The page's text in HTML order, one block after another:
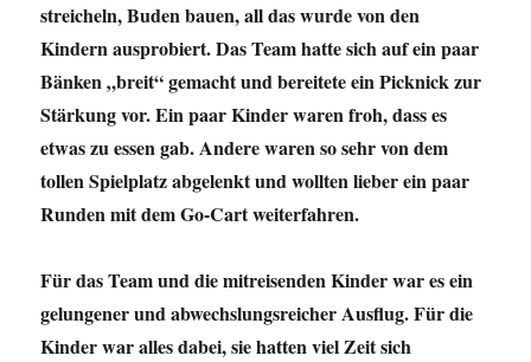
streicheln, Buden bauen, all das wurde von den
Kindern ausprobiert. Das Team hatte sich auf ein paar
Bänken „breit“ gemacht und bereitete ein Picknick zur
Stärkung vor. Ein paar Kinder waren froh, dass es
etwas zu essen gab. Andere waren so sehr von dem
tollen Spielplatz abgelenkt und wollten lieber ein paar
Runden mit dem Go-Cart weiterfahren.
Für das Team und die mitreisenden Kinder war es ein
gelungener und abwechslungsreicher Ausflug. Für die
Kinder war alles dabei, sie hatten viel Zeit sich